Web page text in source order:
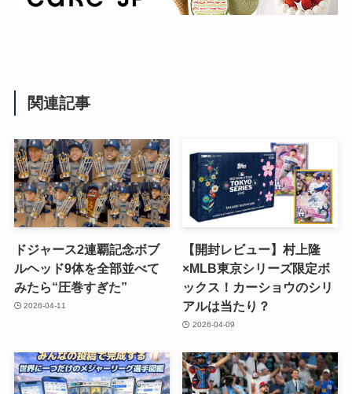
関連記事
ドジャース2連覇記念ボブ
ルヘッド9体を全部並べて
みたら“圧巻すぎた”
2026-04-11
【開封レビュー】村上隆
×MLB東京シリーズ限定ボ
ックス！カーショウのシリ
アルは当たり？
2026-04-09